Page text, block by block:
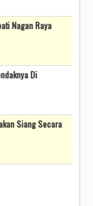
Nagan Raya
Di
Siang Secara